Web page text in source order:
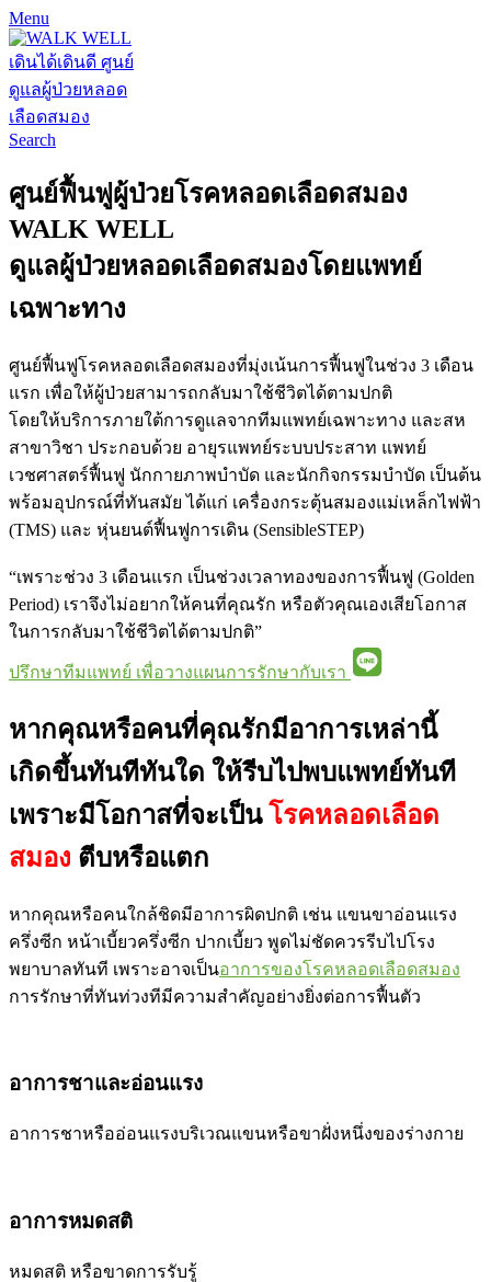
Menu
Search
ศูนย์ฟื้นฟูผู้ป่วยโรคหลอดเลือดสมอง
WALK WELL
ดูแลผู้ป่วยหลอดเลือดสมองโดยแพทย์
เฉพาะทาง
ศูนย์ฟื้นฟูโรคหลอดเลือดสมองที่มุ่งเน้นการฟื้นฟูในช่วง 3 เดือน
แรก เพื่อให้ผู้ป่วยสามารถกลับมาใช้ชีวิตได้ตามปกติ
โดยให้บริการภายใต้การดูแลจากทีมแพทย์เฉพาะทาง และสห
สาขาวิชา ประกอบด้วย อายุรแพทย์ระบบประสาท แพทย์
เวชศาสตร์ฟื้นฟู นักกายภาพบำบัด และนักกิจกรรมบำบัด เป็นต้น
พร้อมอุปกรณ์ที่ทันสมัย ได้แก่ เครื่องกระตุ้นสมองแม่เหล็กไฟฟ้า
(TMS) และ หุ่นยนต์ฟื้นฟูการเดิน (SensibleSTEP)
“เพราะช่วง 3 เดือนแรก เป็นช่วงเวลาทองของการฟื้นฟู (Golden
Period) เราจึงไม่อยากให้คนที่คุณรัก หรือตัวคุณเองเสียโอกาส
ในการกลับมาใช้ชีวิตได้ตามปกติ”
ปรึกษาทีมแพทย์ เพื่อวางแผนการรักษากับเรา
หากคุณหรือคนที่คุณรักมีอาการเหล่านี้
เกิดขึ้นทันทีทันใด ให้รีบไปพบแพทย์ทันที
เพราะมีโอกาสที่จะเป็นโรคหลอดเลือด
สมอง ตีบหรือแตก
หากคุณหรือคนใกล้ชิดมีอาการผิดปกติ เช่น แขนขาอ่อนแรง
ครึ่งซีก หน้าเบี้ยวครึ่งซีก ปากเบี้ยว พูดไม่ชัดควรรีบไปโรง
พยาบาลทันที เพราะอาจเป็นอาการของโรคหลอดเลือดสมอง
การรักษาที่ทันท่วงทีมีความสำคัญอย่างยิ่งต่อการฟื้นตัว
อาการชาและอ่อนแรง
อาการชาหรืออ่อนแรงบริเวณแขนหรือขาฝั่งหนึ่งของร่างกาย
อาการหมดสติ
หมดสติ หรือขาดการรับรู้